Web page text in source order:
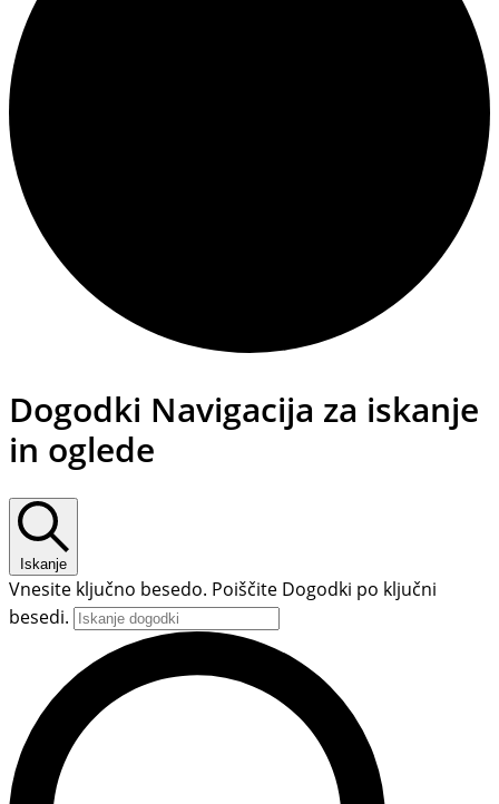
Dogodki
Dogodki Navigacija za iskanje
in oglede
Iskanje
Vnesite ključno besedo. Poiščite Dogodki po ključni
besedi.